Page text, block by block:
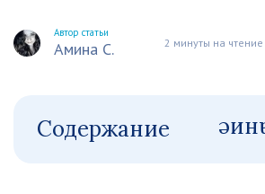
Автор статьи
Амина С. 2 минуты на чтение
Содержание